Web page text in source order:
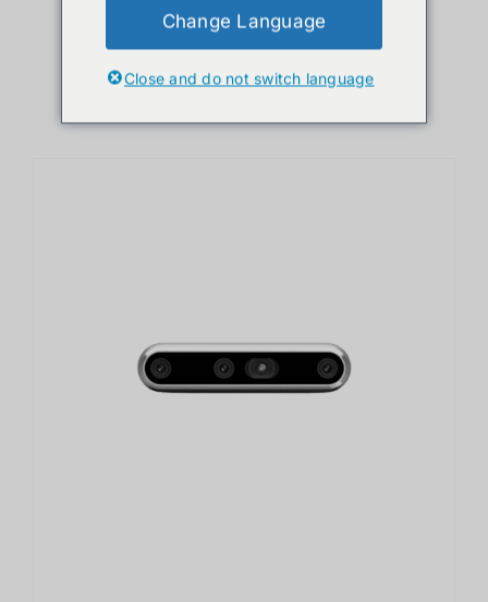
Show36 Products
Change Language
Close and do not switch language